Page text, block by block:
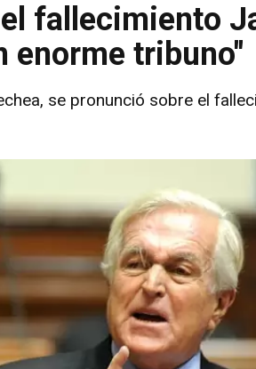
fallecimiento
enorme tribuno"
se pronunció sobre el